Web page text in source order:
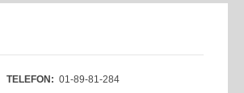
TELEFON: 01-89-81-284